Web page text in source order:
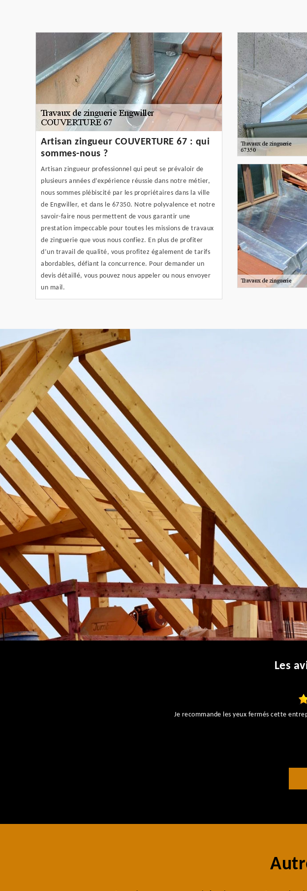
Artisan zingueur COUVERTURE 67 : qui
sommes-nous ?
Artisan zingueur professionnel qui peut se prévaloir de
plusieurs années d’expérience réussie dans notre métier,
nous sommes plébiscité par les propriétaires dans la ville
de Engwiller, et dans le 67350. Notre polyvalence et notre
savoir-faire nous permettent de vous garantir une
prestation impeccable pour toutes les missions de travaux
de zinguerie que vous nous confiez. En plus de profiter
d’un travail de qualité, vous profitez également de tarifs
abordables, défiant la concurrence. Pour demander un
devis détaillé, vous pouvez nous appeler ou nous envoyer
un mail.
Les
Je recommande les yeux fermés cette